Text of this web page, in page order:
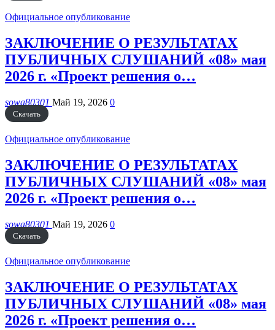
Официальное опубликование
ЗАКЛЮЧЕНИЕ О РЕЗУЛЬТАТАХ
ПУБЛИЧНЫХ СЛУШАНИЙ «08» мая
2026 г. «Проект решения о…
sowa80301 Май 19, 2026 0
Скачать
Официальное опубликование
ЗАКЛЮЧЕНИЕ О РЕЗУЛЬТАТАХ
ПУБЛИЧНЫХ СЛУШАНИЙ «08» мая
2026 г. «Проект решения о…
sowa80301 Май 19, 2026 0
Скачать
Официальное опубликование
ЗАКЛЮЧЕНИЕ О РЕЗУЛЬТАТАХ
ПУБЛИЧНЫХ СЛУШАНИЙ «08» мая
2026 г. «Проект решения о…